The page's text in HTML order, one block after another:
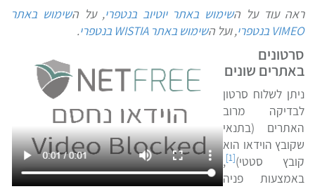
ראה עוד על ה שימוש באתר יוטיוב בנטפרי, על ה שימוש באתר
VIMEO בנטפרי
, ועל ה שימוש באתר WISTIA בנטפרי .
סרטונים
באתרים שונים
ניתן לשלוח סרטון
לבדיקה מרוב
האתרים (בתנאי
שקובץ הוידאו הוא
קובץ סטטי)[1]
,
באמצעות פניה